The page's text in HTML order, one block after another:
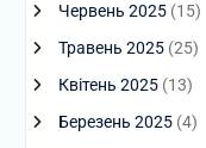
Червень 2025(15)
Травень 2025(25)
Квітень 2025(13)
Березень 2025(4)